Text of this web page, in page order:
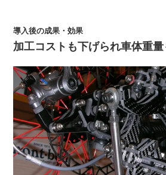
導入後の成果・効果
加工コストも下げられ車体重